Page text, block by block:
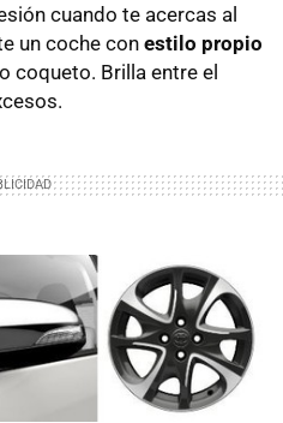
cuando te acercas al
un coche con estilo propio
coqueto. Brilla entre el